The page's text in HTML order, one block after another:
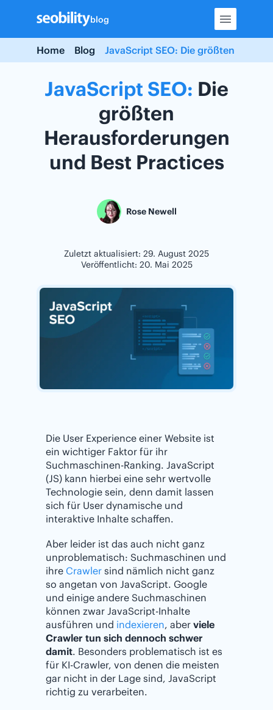
content
blog
Home Blog JavaScript SEO: Die größten
JavaScript SEO: Die
größten
Herausforderungen
und Best Practices
Rose Newell
Zuletzt aktualisiert: 29. August 2025
Veröffentlicht: 20. Mai 2025
Die User Experience einer Website ist
ein wichtiger Faktor für ihr
Suchmaschinen-Ranking. JavaScript
(JS) kann hierbei eine sehr wertvolle
Technologie sein, denn damit lassen
sich für User dynamische und
interaktive Inhalte schaffen.
Aber leider ist das auch nicht ganz
unproblematisch: Suchmaschinen und
ihre Crawler sind nämlich nicht ganz
so angetan von JavaScript. Google
und einige andere Suchmaschinen
können zwar JavaScript-Inhalte
ausführen und indexieren, aber viele
Crawler tun sich dennoch schwer
damit. Besonders problematisch ist es
für KI-Crawler, von denen die meisten
gar nicht in der Lage sind, JavaScript
richtig zu verarbeiten.